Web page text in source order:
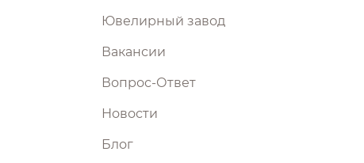
Ювелирный завод
Вакансии
Вопрос-Ответ
Новости
Блог